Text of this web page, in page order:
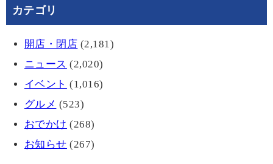
カテゴリ
開店・閉店 (2,181)
ニュース (2,020)
イベント (1,016)
グルメ (523)
おでかけ (268)
お知らせ (267)